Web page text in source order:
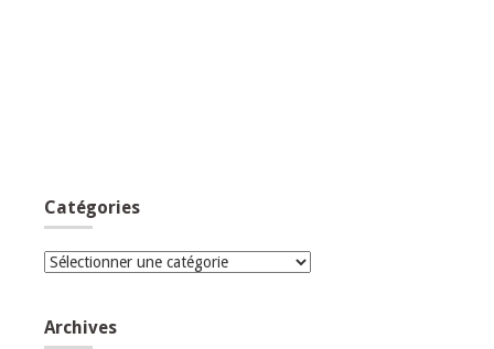
Catégories
Catégories
Archives